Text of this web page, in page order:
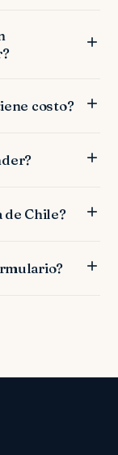
costo?
Chile?